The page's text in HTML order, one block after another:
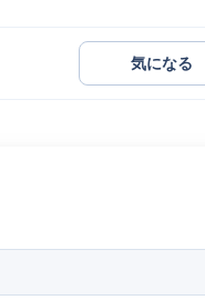
気になる